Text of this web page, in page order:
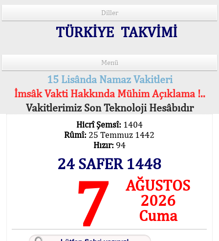
Diller
TÜRKİYE TAKVİMİ
Menü
15 Lisânda Namaz Vakitleri
İmsâk Vakti Hakkında Mühim Açıklama !..
Vakitlerimiz Son Teknoloji Hesâbıdır
Hicrî Şemsî: 1404
Rûmî: 25 Temmuz 1442
Hızır: 94
24 SAFER 1448
7
AĞUSTOS
2026
Cuma